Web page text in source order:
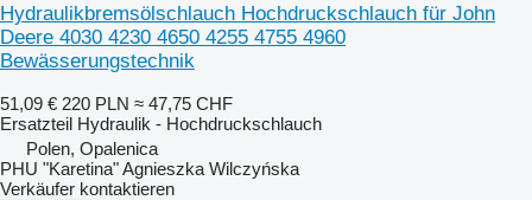
Hydraulikbremsölschlauch Hochdruckschlauch für John
Deere 4030 4230 4650 4255 4755 4960
Bewässerungstechnik
51,09 € 220 PLN ≈ 47,75 CHF
Ersatzteil Hydraulik - Hochdruckschlauch
Polen, Opalenica
PHU "Karetina" Agnieszka Wilczyńska
Verkäufer kontaktieren